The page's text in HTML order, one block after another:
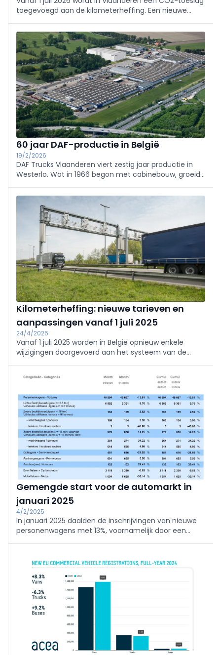
toegevoegd aan de kilometerheffing. Een nieuwe
Wat verandert er concreet voor transporteurs en
vlootbeheerders?
60 jaar DAF-productie in België
19/2/2026
DAF Trucks Vlaanderen viert zestig jaar productie in
Westerlo. Wat in 1966 begon met cabinebouw, groeide
goed voor € 650 miljoen investeringen in tien jaar en
bekroond als ‘Factory of the Future’.
Kilometerheffing: nieuwe tarieven en
aanpassingen vanaf 1 juli 2025
24/4/2025
Vanaf 1 juli 2025 worden in België opnieuw enkele
wijzigingen doorgevoerd aan het systeem van de
wegennet waarop de heffing van toepassing is.
Gemengde start voor de automarkt in
januari 2025
4/2/2025
In januari 2025 daalden de inschrijvingen van nieuwe
personenwagens met 13%, voornamelijk door een
een sterke start van het jaar.